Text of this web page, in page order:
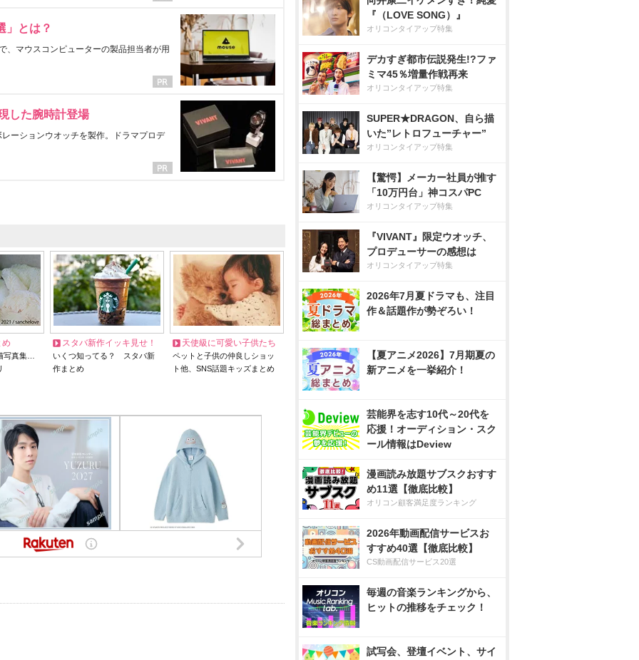
」とは？
、マウスコンピューターの製品担当者が用
した腕時計登場
ーションウオッチを製作。ドラマプロデ
め
写真集…
スタバ新作イッキ見せ！
いくつ知ってる？ スタバ新
作まとめ
天使級に可愛い子供たち
ペットと子供の仲良しショッ
ト他、SNS話題キッズまとめ
『（LOVE SONG）』
オリコンタイアップ特集
デカすぎ都市伝説発生!?ファ
ミマ45％増量作戦再来
オリコンタイアップ特集
SUPER★DRAGON、自ら描
いた”レトロフューチャー”
オリコンタイアップ特集
【驚愕】メーカー社員が推す
「10万円台」神コスパPC
オリコンタイアップ特集
『VIVANT』限定ウオッチ、
プロデューサーの感想は
オリコンタイアップ特集
2026年7月夏ドラマも、注目
作＆話題作が勢ぞろい！
【夏アニメ2026】7月期夏の
新アニメを一挙紹介！
芸能界を志す10代～20代を
応援！オーディション・スク
ール情報はDeview
漫画読み放題サブスクおすす
め11選【徹底比較】
オリコン顧客満足度ランキング
2026年動画配信サービスお
すすめ40選【徹底比較】
CS動画配信サービス20選
毎週の音楽ランキングから、
ヒットの推移をチェック！
試写会、登壇イベント、サイ